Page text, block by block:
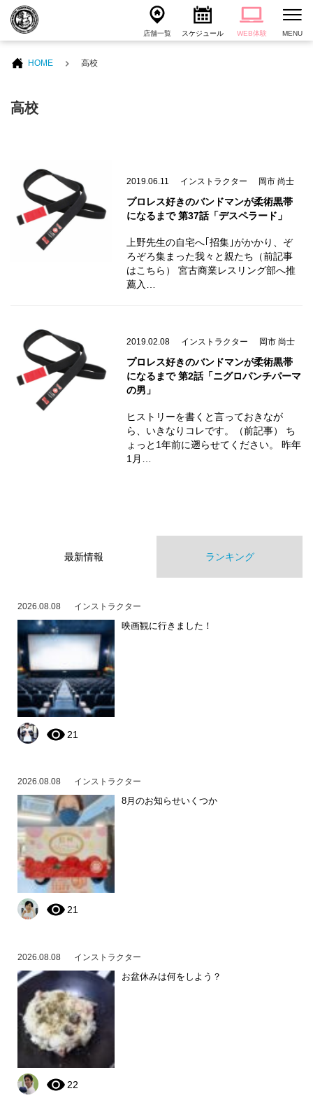
店舗一覧 スケジュール WEB体験 MENU
HOME 高校
高校
2019.06.11 インストラクター 岡市 尚士
プロレス好きのバンドマンが柔術黒帯
になるまで 第37話「デスペラード」
上野先生の自宅へ｢招集｣がかかり、ぞ
ろぞろ集まった我々と親たち（前記事
はこちら） 宮古商業レスリング部へ推
薦入…
2019.02.08 インストラクター 岡市 尚士
プロレス好きのバンドマンが柔術黒帯
になるまで 第2話「ニグロパンチパーマ
の男」
ヒストリーを書くと言っておきなが
ら、いきなりコレです。（前記事） ち
ょっと1年前に遡らせてください。 昨年
1月…
最新情報 ランキング
2026.08.08 インストラクター
映画観に行きました！
21
2026.08.08 インストラクター
8月のお知らせいくつか
21
2026.08.08 インストラクター
お盆休みは何をしよう？
22